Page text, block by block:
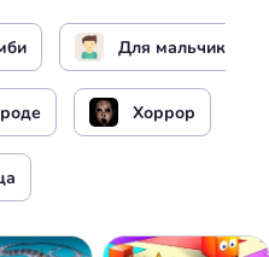
или
Бежать
курсор
Для мальчиков
Хоррор